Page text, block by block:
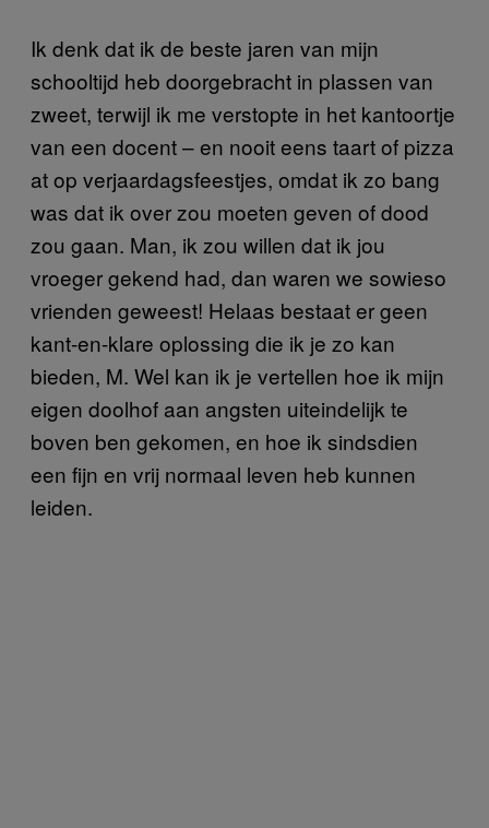
Ik denk dat ik de beste jaren van mijn
schooltijd heb doorgebracht in plassen van
zweet, terwijl ik me verstopte in het kantoortje
van een docent – en nooit eens taart of pizza
at op verjaardagsfeestjes, omdat ik zo bang
was dat ik over zou moeten geven of dood
zou gaan. Man, ik zou willen dat ik jou
vroeger gekend had, dan waren we sowieso
vrienden geweest! Helaas bestaat er geen
kant-en-klare oplossing die ik je zo kan
bieden, M. Wel kan ik je vertellen hoe ik mijn
eigen doolhof aan angsten uiteindelijk te
boven ben gekomen, en hoe ik sindsdien
een fijn en vrij normaal leven heb kunnen
leiden.